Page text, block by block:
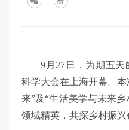
9月27日，为期五天
科学大会在上海开幕。
来”及“生活美学与未来
领域精英，共探乡村振兴